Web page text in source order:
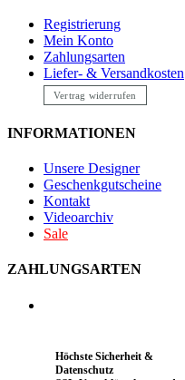
Registrierung
Mein Konto
Zahlungsarten
Liefer- & Versandkosten
Vertrag widerrufen
INFORMATIONEN
Unsere Designer
Geschenkgutscheine
Kontakt
Videoarchiv
Sale
ZAHLUNGSARTEN
Höchste Sicherheit &
Datenschutz